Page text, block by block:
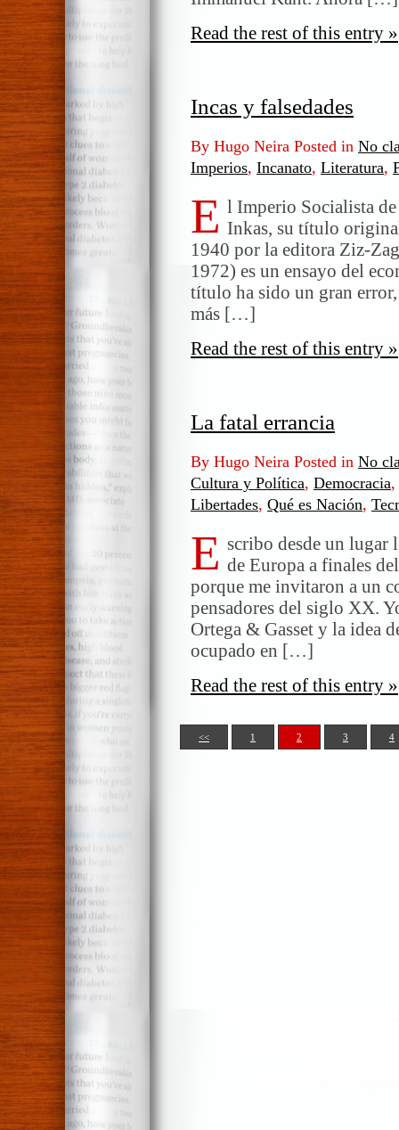
Read the rest of this entry »
Incas y falsedades
By Hugo Neira Posted in No
Imperios, Incanato, Literatura,
E l Imperio Socialista de
Inkas, su título
1940 por la editora Ziz-
1972) es un ensayo del
título ha sido un gran
más […]
Read the rest of this entry »
La fatal errancia
By Hugo Neira Posted in No
Cultura y Política, Democracia,
Libertades, Qué es Nación,
E scribo desde un lugar
de Europa a finales
porque me invitaron a un
pensadores del siglo XX.
Ortega & Gasset y la idea
ocupado en […]
Read the rest of this entry »
<< 1 2 3 4